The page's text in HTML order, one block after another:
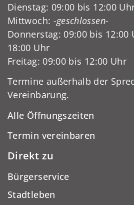
Dienstag: 09:00 bis 12:00
Mittwoch: -geschlossen-
Donnerstag: 09:00 bis 12:00
18:00 Uhr
Freitag: 09:00 bis 12:00 Uhr
Termine außerhalb der
Vereinbarung.
Alle Öffnungszeiten
Termin vereinbaren
Direkt zu
Bürgerservice
Stadtleben